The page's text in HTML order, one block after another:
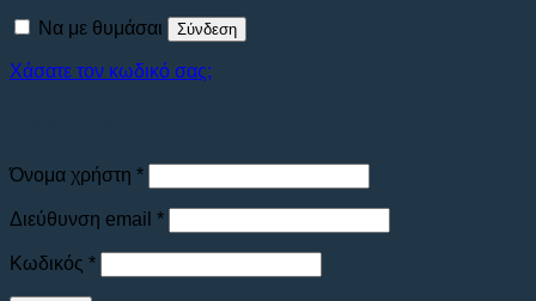
Να με θυμάσαι Σύνδεση
Χάσατε τον κωδικό σας;
Όνομα χρήστη *Απαιτείται
Διεύθυνση email *Απαιτείται
Κωδικός *Απαιτείται